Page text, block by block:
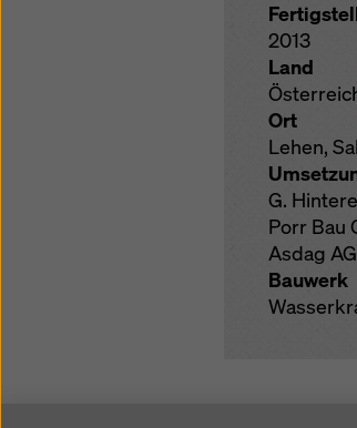
2013
Land
Ort
Lehen,
G.
Porr Bau
Asdag AG
Bauwerk